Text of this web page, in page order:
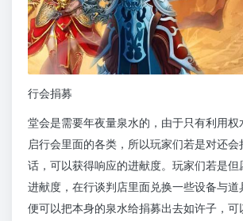
行会捐募
堂会是需要年夜量泉水的，由于只有利用
启行会里面的各类，所以玩家们若是对还
话，可以获得响应的进献度。玩家们若是但
进献度，在行谈判店里面兑换一些设备与道
便可以把本身的泉水给捐募出去如许子，